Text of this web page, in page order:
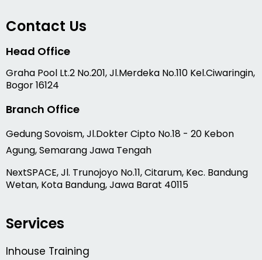
Contact Us
Head Office
Graha Pool Lt.2 No.201, Jl.Merdeka No.110 Kel.Ciwaringin,
Bogor 16124
Branch Office
Gedung Sovoism, Jl.Dokter Cipto No.18 - 20 Kebon
Agung, Semarang Jawa Tengah
NextSPACE, Jl. Trunojoyo No.11, Citarum, Kec. Bandung
Wetan, Kota Bandung, Jawa Barat 40115
Services
Inhouse Training